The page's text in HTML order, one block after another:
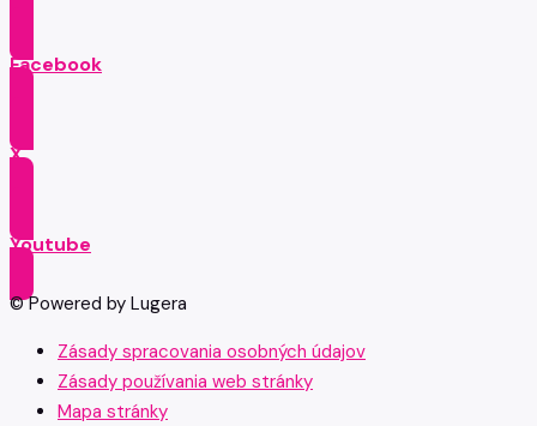
Facebook
X
Youtube
© Powered by Lugera
Zásady spracovania osobných údajov
Zásady používania web stránky
Mapa stránky